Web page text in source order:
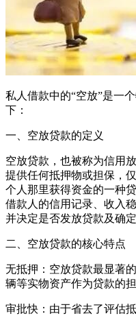
私人借款中的“空放”是一
下：
一、空放贷款的定义
空放贷款，也被称为信用
提供任何抵押物或担保，
个人那里获得资金的一种
借款人的信用记录、收入
并决定是否发放贷款及确定
二、空放贷款的核心特点
无抵押：空放贷款最显著
辆等实物资产作为贷款的担
审批快：由于省去了评估